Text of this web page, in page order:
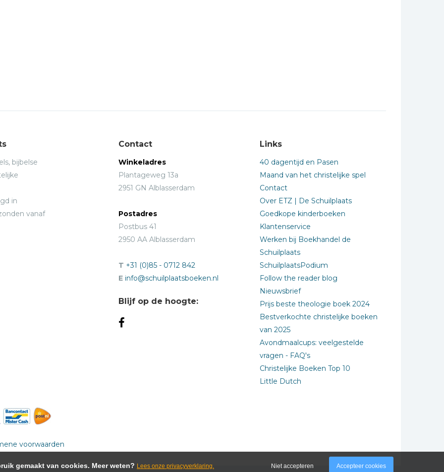
bijbelse
in
vanaf
Contact
Winkeladres
Plantageweg 13a
2951 GN Alblasserdam
Postadres
Postbus 41
2950 AA Alblasserdam
T +31 (0)85 - 0712 842
E info@schuilplaatsboeken.nl
Blijf op de hoogte:
Links
40 dagentijd en Pasen
Maand van het christelijke spel
Contact
Over ETZ | De Schuilplaats
Goedkope kinderboeken
Klantenservice
Werken bij Boekhandel de
Schuilplaats
SchuilplaatsPodium
Follow the reader blog
Nieuwsbrief
Prijs beste theologie boek 2024
Bestverkochte christelijke boeken
van 2025
Avondmaalcups: veelgestelde
vragen - FAQ's
Christelijke Boeken Top 10
Little Dutch
voorwaarden
gemaakt van cookies. Meer weten? Lees onze privacyverklaring. Niet accepteren Accepteer cookies